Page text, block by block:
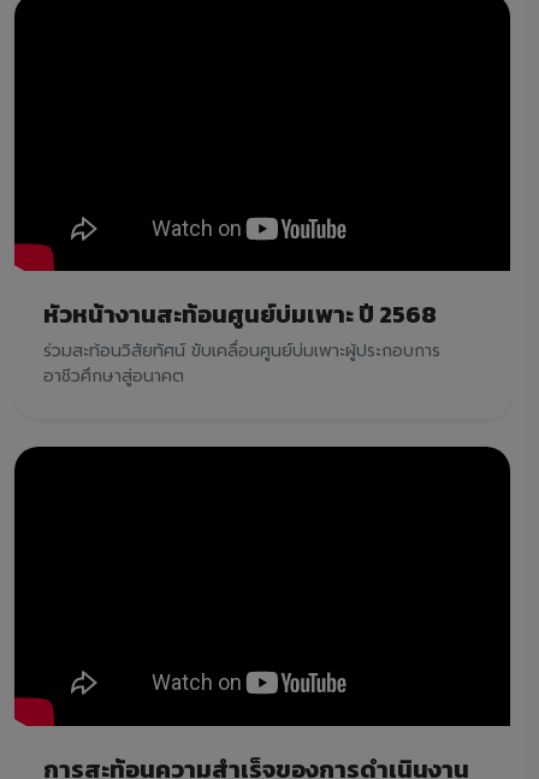
หัวหน้างานสะท้อนศูนย์บ่มเพาะ ปี 2568
ร่วมสะท้อนวิสัยทัศน์ ขับเคลื่อนศูนย์บ่มเพาะผู้ประกอบการ
อาชีวศึกษาสู่อนาคต
การสะท้อนความสำเร็จของการดำเนินงาน